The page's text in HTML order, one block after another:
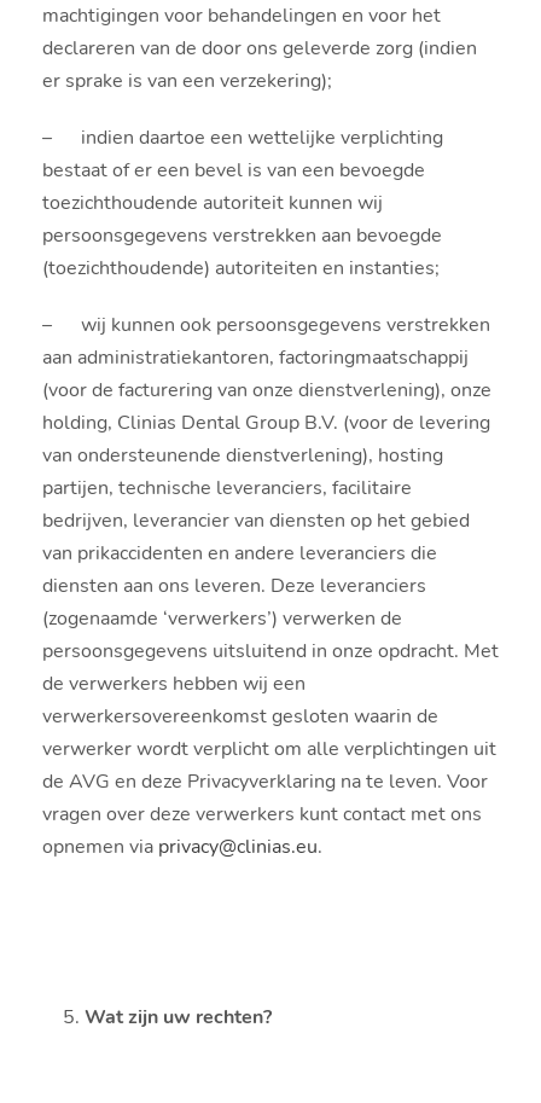
machtigingen voor behandelingen en voor het
declareren van de door ons geleverde zorg (indien
er sprake is van een verzekering);
– indien daartoe een wettelijke verplichting
bestaat of er een bevel is van een bevoegde
toezichthoudende autoriteit kunnen wij
persoonsgegevens verstrekken aan bevoegde
(toezichthoudende) autoriteiten en instanties;
– wij kunnen ook persoonsgegevens verstrekken
aan administratiekantoren, factoringmaatschappij
(voor de facturering van onze dienstverlening), onze
holding, Clinias Dental Group B.V. (voor de levering
van ondersteunende dienstverlening), hosting
partijen, technische leveranciers, facilitaire
bedrijven, leverancier van diensten op het gebied
van prikaccidenten en andere leveranciers die
diensten aan ons leveren. Deze leveranciers
(zogenaamde ‘verwerkers’) verwerken de
persoonsgegevens uitsluitend in onze opdracht. Met
de verwerkers hebben wij een
verwerkersovereenkomst gesloten waarin de
verwerker wordt verplicht om alle verplichtingen uit
de AVG en deze Privacyverklaring na te leven. Voor
vragen over deze verwerkers kunt contact met ons
opnemen via privacy@clinias.eu.
Wat zijn uw rechten?